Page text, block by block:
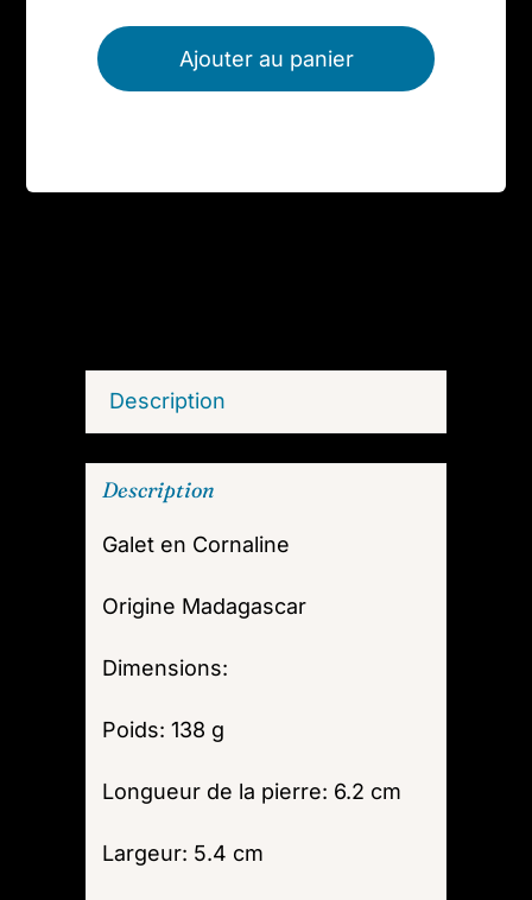
de
Ajouter au panier
Description
Description
Galet en Cornaline
Origine Madagascar
Dimensions:
Poids: 138 g
Longueur de la pierre: 6.2 cm
Largeur: 5.4 cm